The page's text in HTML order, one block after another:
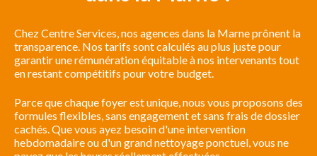
Chez Centre Services, nos agences dans la Marne prônent la
transparence. Nos tarifs sont calculés au plus juste pour
garantir une rémunération équitable à nos intervenants tout
en restant compétitifs pour votre budget.
Parce que chaque foyer est unique, nous vous proposons des
formules flexibles, sans engagement et sans frais de dossier
cachés. Que vous ayez besoin d'une intervention
hebdomadaire ou d'un grand nettoyage ponctuel, vous ne